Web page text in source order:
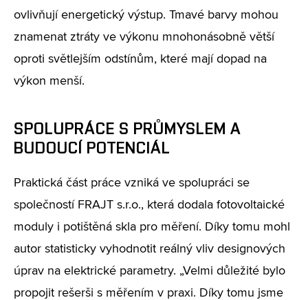
ovlivňují energetický výstup. Tmavé barvy mohou
znamenat ztráty ve výkonu mnohonásobně větší
oproti světlejším odstínům, které mají dopad na
výkon menší.
SPOLUPRÁCE S PRŮMYSLEM A
BUDOUCÍ POTENCIÁL
Praktická část práce vzniká ve spolupráci se
společností FRAJT s.r.o., která dodala fotovoltaické
moduly i potištěná skla pro měření. Díky tomu mohl
autor statisticky vyhodnotit reálný vliv designových
úprav na elektrické parametry. „Velmi důležité bylo
propojit rešerši s měřením v praxi. Díky tomu jsme